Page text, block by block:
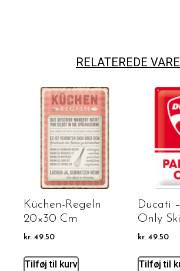
RELATEREDE
Küchen-Regeln
20×30 Cm
kr. 49.50
Tilføj til kurv
Ducati
Only
kr. 49.50
Tilføj til